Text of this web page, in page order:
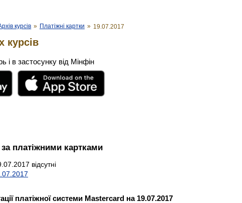
курсів » Платіжні картки » 19.07.2017
курсів
і в застосунку від Мінфін
за платіжними картками
відсутні
платіжної системи Mastercard на 19.07.2017